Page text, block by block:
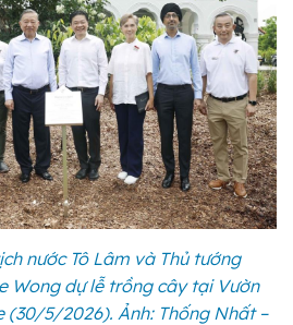
nước Tô Lâm và Thủ tướng
Wong dự lễ trồng cây tại Vườn
(30/5/2026). Ảnh: Thống Nhất –